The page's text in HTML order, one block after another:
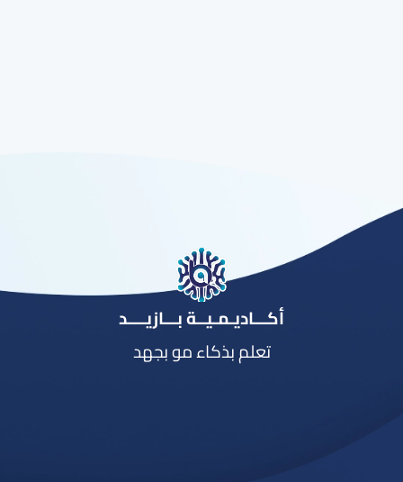
أكـــاديـمـيــة بـــازيــــد
تعلم بذكاء مو بجهد